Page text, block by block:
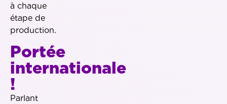
à chaque
étape de
production.
Portée
internationale
!
Parlant